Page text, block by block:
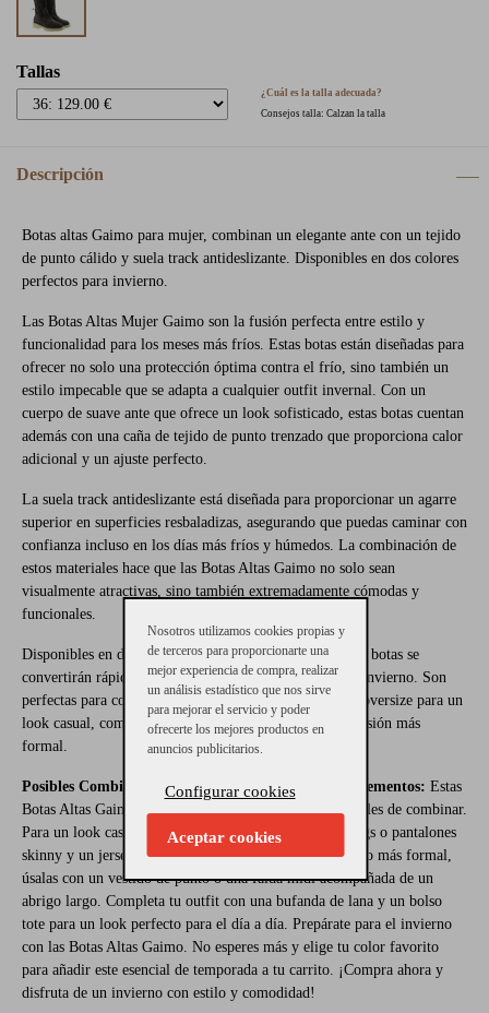
Tallas
¿Cuál es la talla adecuada?
Consejos talla: Calzan la talla
Descripción
Botas altas Gaimo para mujer, combinan un elegante ante con un tejido
de punto cálido y suela track antideslizante. Disponibles en dos colores
perfectos para invierno.
Las Botas Altas Mujer Gaimo son la fusión perfecta entre estilo y
funcionalidad para los meses más fríos. Estas botas están diseñadas para
ofrecer no solo una protección óptima contra el frío, sino también un
estilo impecable que se adapta a cualquier outfit invernal. Con un
cuerpo de suave ante que ofrece un look sofisticado, estas botas cuentan
además con una caña de tejido de punto trenzado que proporciona calor
adicional y un ajuste perfecto.
La suela track antideslizante está diseñada para proporcionar un agarre
superior en superficies resbaladizas, asegurando que puedas caminar con
confianza incluso en los días más fríos y húmedos. La combinación de
estos materiales hace que las Botas Altas Gaimo no solo sean
visualmente atractivas, sino también extremadamente cómodas y
funcionales.
Disponibles en dos colores clásicos, gris y marrón, estas botas se
convertirán rápidamente en un básico de tu armario de invierno. Son
perfectas para combinar tanto con leggings y un jersey oversize para un
look casual, como con un vestido de punto para una ocasión más
formal.
Posibles Combinaciones con Otras Prendas o Complementos: Estas
Botas Altas Gaimo son extremadamente versátiles y fáciles de combinar.
Para un look casual de invierno, combínalas con leggings o pantalones
skinny y un jersey de punto grueso. Si prefieres un estilo más formal,
úsalas con un vestido de punto o una falda midi acompañada de un
abrigo largo. Completa tu outfit con una bufanda de lana y un bolso
tote para un look perfecto para el día a día. Prepárate para el invierno
con las Botas Altas Gaimo. No esperes más y elige tu color favorito
para añadir este esencial de temporada a tu carrito. ¡Compra ahora y
disfruta de un invierno con estilo y comodidad!
Nosotros utilizamos cookies propias y
de terceros para proporcionarte una
mejor experiencia de compra, realizar
un análisis estadístico que nos sirve
para mejorar el servicio y poder
ofrecerte los mejores productos en
anuncios publicitarios.
Configurar cookies
Aceptar cookies